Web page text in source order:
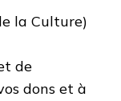
la Culture)
de
dons et à